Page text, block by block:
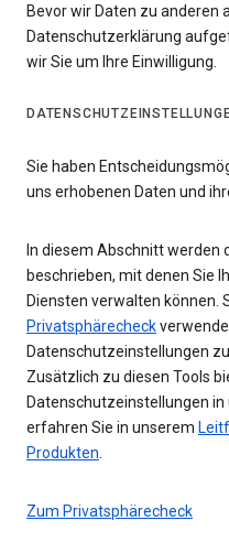
Bevor wir Daten zu anderen
Datenschutzerklärung
wir Sie um Ihre Einwilligung.
Sie haben
uns erhobenen Daten und
In diesem Abschnitt werden
beschrieben, mit denen Sie
Diensten verwalten können.
Privatsphärecheck
Datenschutzeinstellungen
Zusätzlich zu diesen Tools
Datenschutzeinstellungen
erfahren Sie in unserem
Produkten
Zum Privatsphärecheck